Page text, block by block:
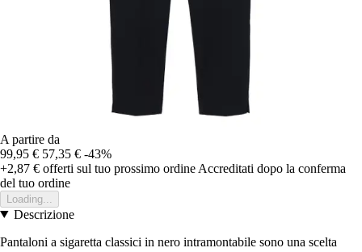
A partire da
99,95 € 57,35 € -43%
+2,87 € offerti sul tuo prossimo ordine Accreditati dopo la conferma
del tuo ordine
Loading...
Descrizione
Pantaloni a sigaretta classici in nero intramontabile sono una scelta